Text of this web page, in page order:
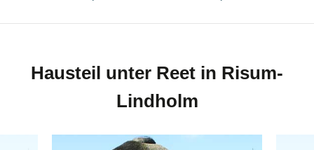
Hausteil unter Reet in Risum-
Lindholm